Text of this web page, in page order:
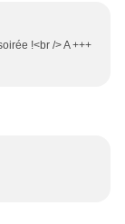
!<br /> A +++